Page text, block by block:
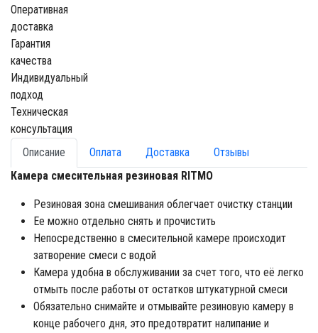
Оперативная
доставка
Гарантия
качества
Индивидуальный
подход
Техническая
консультация
Описание
Оплата Доставка
Отзывы
Камера смесительная резиновая RITMO
Резиновая зона смешивания облегчает очистку станции
Ее можно отдельно снять и прочистить
Непосредственно в смесительной камере происходит
затворение смеси с водой
Камера удобна в обслуживании за счет того, что её легко
отмыть после работы от остатков штукатурной смеси
Обязательно снимайте и отмывайте резиновую камеру в
конце рабочего дня, это предотвратит налипание и